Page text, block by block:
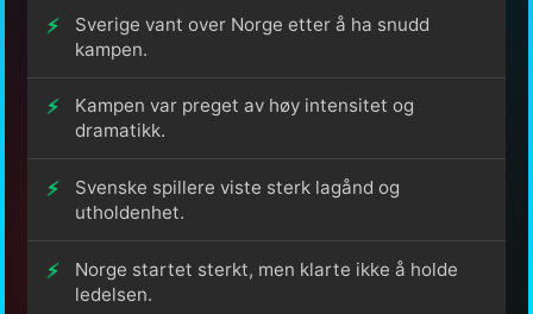
Sverige vant over Norge etter å ha snudd
kampen.
Kampen var preget av høy intensitet og
dramatikk.
Svenske spillere viste sterk lagånd og
utholdenhet.
Norge startet sterkt, men klarte ikke å holde
ledelsen.